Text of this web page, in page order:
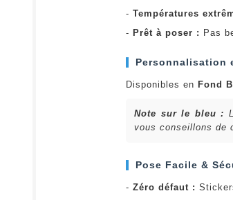
- Températures
- Prêt à poser : Pas
Personnalisation
Disponibles en Fond
Note sur le bleu :
vous conseillons de
Pose Facile &
- Zéro défaut :